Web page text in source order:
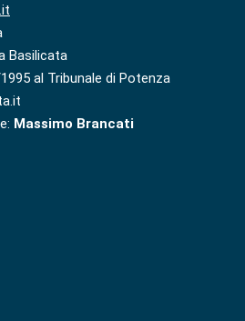
Basilicata
al Tribunale di Potenza
Massimo Brancati